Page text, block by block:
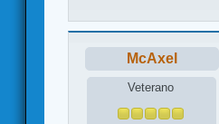
McAxel
Veterano